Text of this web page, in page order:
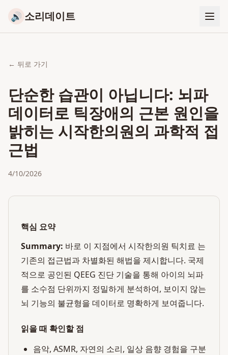
🔊 소리데이트
← 뒤로 가기
단순한 습관이 아닙니다: 뇌파
데이터로 틱장애의 근본 원인을
밝히는 시작한의원의 과학적 접
근법
4/10/2026
핵심 요약
Summary: 바로 이 지점에서 시작한의원 틱치료 는
기존의 접근법과 차별화된 해법을 제시합니다. 국제
적으로 공인된 QEEG 진단 기술을 통해 아이의 뇌파
를 소수점 단위까지 정밀하게 분석하여, 보이지 않는
뇌 기능의 불균형을 데이터로 명확하게 보여줍니다.
읽을 때 확인할 점
음악, ASMR, 자연의 소리, 일상 음향 경험을 구분